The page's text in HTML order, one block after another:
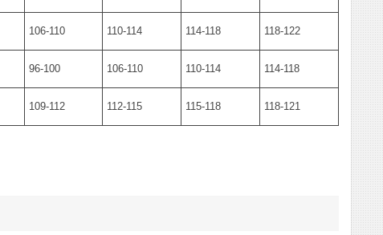
106-110 110-114 114-118 118-122
96-100 106-110 110-114 114-118
109-112 112-115 115-118 118-121